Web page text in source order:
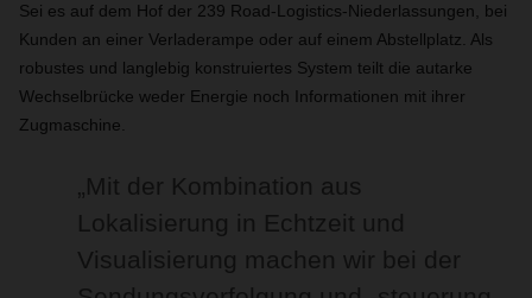
Sei es auf dem Hof der 239 Road-Logistics-Niederlassungen, bei
Kunden an einer Verladerampe oder auf einem Abstellplatz. Als
robustes und langlebig konstruiertes System teilt die autarke
Wechselbrücke weder Energie noch Informationen mit ihrer
Zugmaschine.
„Mit der Kombination aus
Lokalisierung in Echtzeit und
Visualisierung machen wir bei der